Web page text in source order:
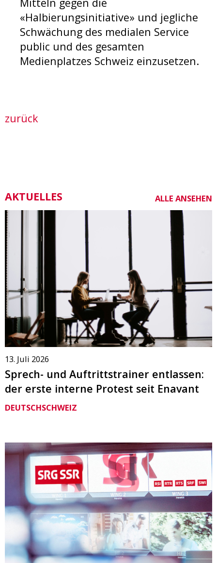
«Halbierungsinitiative» und jegliche
Schwächung des medialen Service
public und des gesamten
Medienplatzes Schweiz einzusetzen.
zurück
AKTUELLES ALLE ANSEHEN
13. Juli 2026
Sprech- und Auftrittstrainer entlassen:
der erste interne Protest seit Enavant
DEUTSCHSCHWEIZ